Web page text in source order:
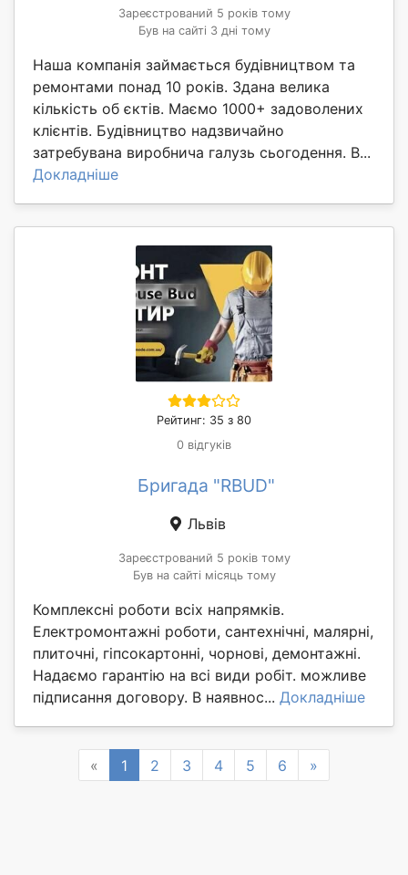
Зареєстрований 5 років тому
Був на сайті 3 дні тому
Наша компанія займається будівництвом та
ремонтами понад 10 років. Здана велика
кількість об єктів. Маємо 1000+ задоволених
клієнтів. Будівництво надзвичайно
затребувана виробнича галузь сьогодення. В...
Докладніше
Рейтинг: 35 з 80
0 відгуків
Бригада "RBUD"
Львів
Зареєстрований 5 років тому
Був на сайті місяць тому
Комплексні роботи всіх напрямків.
Електромонтажні роботи, сантехнічні, малярні,
плиточні, гіпсокартонні, чорнові, демонтажні.
Надаємо гарантію на всі види робіт. можливе
підписання договору. В наявнос... Докладніше
« Previous
1 2 3 4 5 6 »